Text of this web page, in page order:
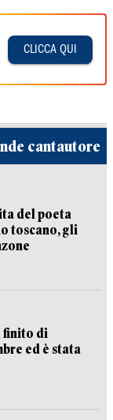
CLICCA QUI
cantautore
del poeta
toscano, gli
finito di
ed è stata